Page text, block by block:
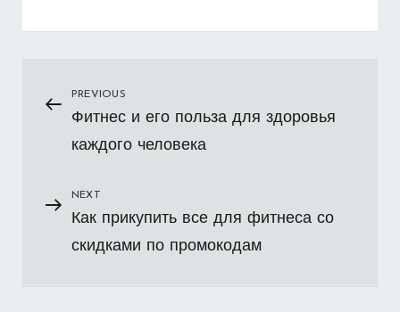
Навигация
по
Previous
Post
PREVIOUS
Фитнес и его польза для здоровья
каждого человека
Next
Post
NEXT
Как прикупить все для фитнеса со
скидками по промокодам